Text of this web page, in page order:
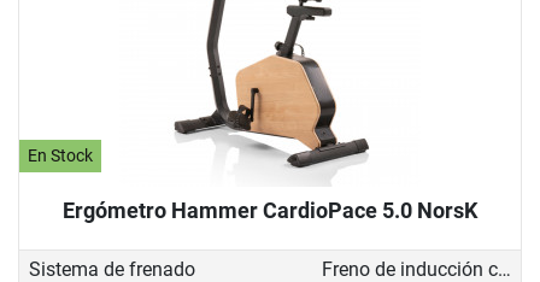
En Stock
Ergómetro Hammer CardioPace 5.0 NorsK
Sistema de frenado
Freno de inducción con generador